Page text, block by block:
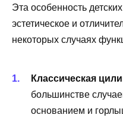
Эта особенность
эстетическое и
некоторых случаях
Классическая
большинстве
основанием и